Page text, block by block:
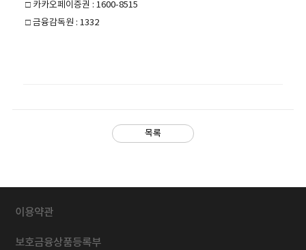
□ 카카오페이증권 : 1600-8515
□ 금융감독원 : 1332
목록
이용약관
보호금융상품등록부